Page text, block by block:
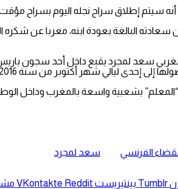
سيتم إطلاق سراح نجله اليوم بسراح
سعادته البالغة بعودة ابنه، معربا عن شكره
سعد لمجرد يقبع داخل أحد سجون
إحدى ليالي شهر أكتوبر من سنة 2016 بالعاصمة الفرنسية.
بشعبية واسعة بالمغرب وداخل
الفرنسي
سعد لمجرد
بينتيريست